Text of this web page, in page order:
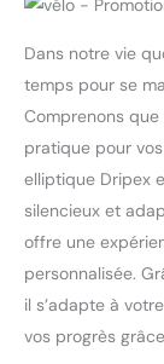
Dans notre vie
temps pour se
Comprenons
pratique pour
elliptique Dripex
silencieux et
offre une
personnalisée.
il s’adapte à
vos progrès